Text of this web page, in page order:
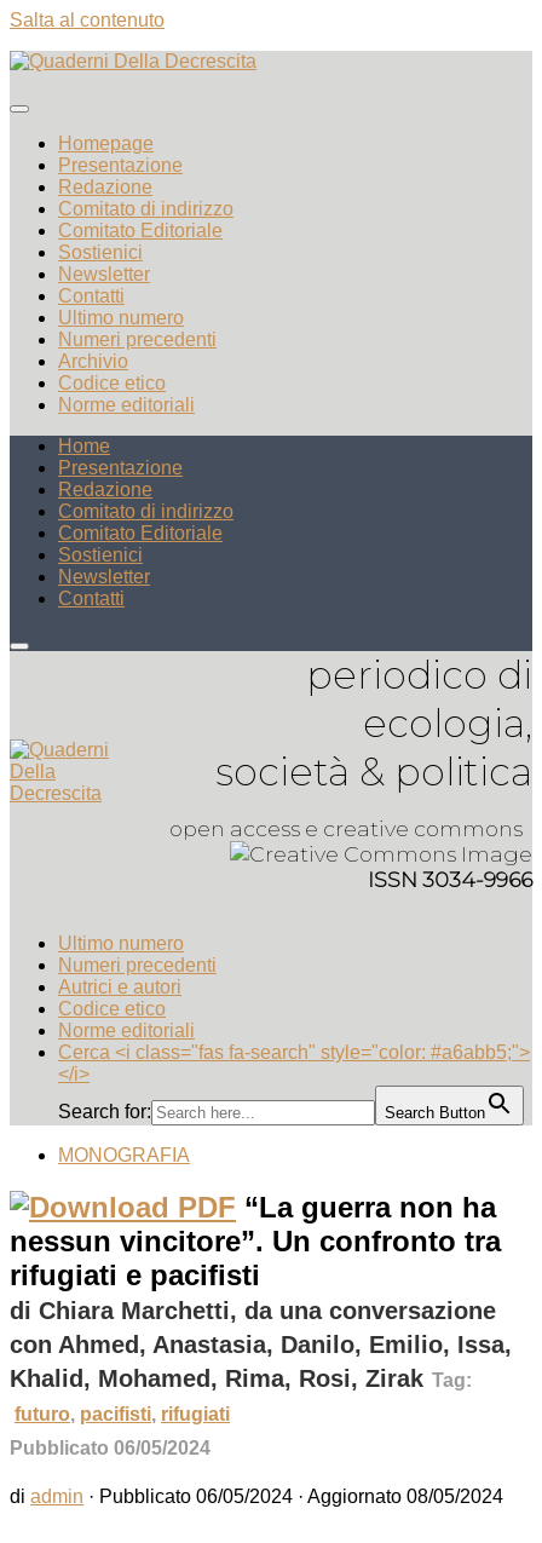
Salta al contenuto
Homepage
Presentazione
Redazione
Comitato di indirizzo
Comitato Editoriale
Sostienici
Newsletter
Contatti
Ultimo numero
Numeri precedenti
Archivio
Codice etico
Norme editoriali
Home
Presentazione
Redazione
Comitato di indirizzo
Comitato Editoriale
Sostienici
Newsletter
Contatti
periodico di
ecologia,
società & politica
open access e creative commons
ISSN 3034-9966
Ultimo numero
Numeri precedenti
Autrici e autori
Codice etico
Norme editoriali
Cerca <i class="fas fa-search" style="color: #a6abb5;">
</i>
Search for:
Search Button
MONOGRAFIA
“La guerra non ha
nessun vincitore”. Un confronto tra
rifugiati e pacifisti
di Chiara Marchetti, da una conversazione
con Ahmed, Anastasia, Danilo, Emilio, Issa,
Khalid, Mohamed, Rima, Rosi, Zirak Tag:
futuro, pacifisti, rifugiati
Pubblicato 06/05/2024
di admin · Pubblicato 06/05/2024 · Aggiornato 08/05/2024